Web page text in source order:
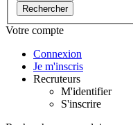
Rechercher
Votre compte
Connexion
Je m'inscris
Recruteurs
M'identifier
S'inscrire